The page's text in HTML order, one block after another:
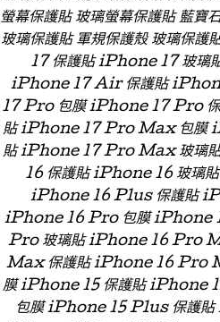
螢幕保護貼 玻璃螢幕保護貼 藍寶
玻璃保護貼 軍規保護殼 玻璃保
17 保護貼 iPhone 17 玻
iPhone 17 Air 保護貼
17 Pro 包膜 iPhone 17 Pro
貼 iPhone 17 Pro Max 包膜
貼 iPhone 17 Pro Max 玻璃
16 保護貼 iPhone 16 玻璃
iPhone 16 Plus 保護貼
iPhone 16 Pro 包膜 iPhone
Pro 玻璃貼 iPhone 16 Pro
Max 保護貼 iPhone 16 Pro
膜 iPhone 15 保護貼 iPhone
包膜 iPhone 15 Plus 保護